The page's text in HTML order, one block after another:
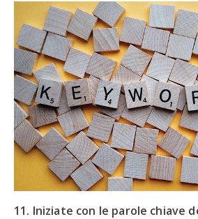
11. Iniziate con le parole chiave